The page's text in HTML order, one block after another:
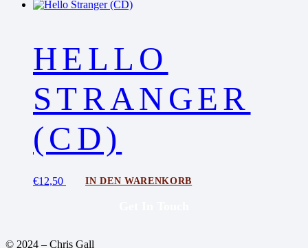
HELLO
STRANGER
(CD)
€12,50 IN DEN WARENKORB
© 2024 – Chris Gall